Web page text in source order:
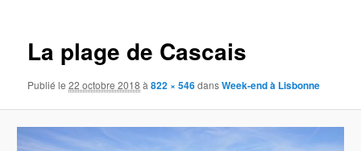
La plage de Cascais
Publié le22 octobre 2018 à822 × 546dansWeek-end à Lisbonne